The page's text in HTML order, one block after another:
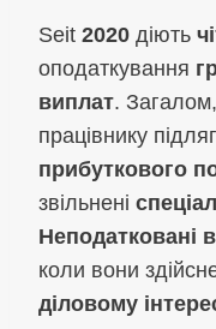
Seit 2020 діють
оподаткування
виплат. Загалом,
працівнику
прибуткового
звільнені
Неподатковані
коли вони
діловому